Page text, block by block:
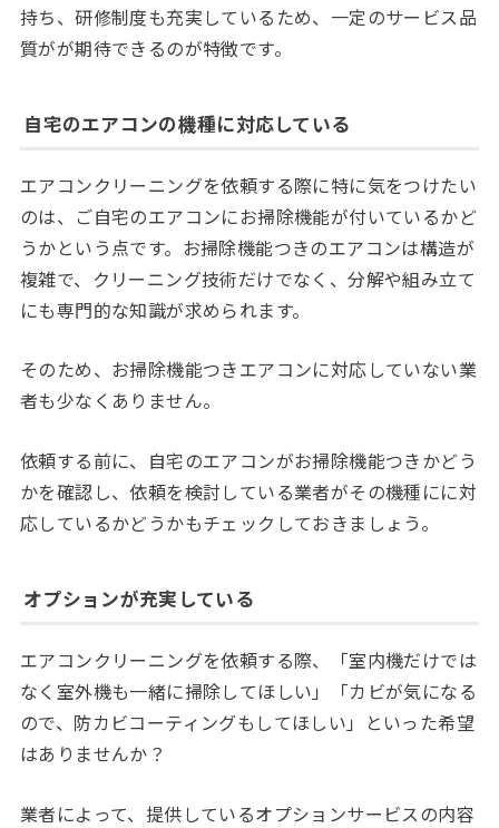
持ち、研修制度も充実しているため、一定のサービス品
質がが期待できるのが特徴です。
自宅のエアコンの機種に対応している
エアコンクリーニングを依頼する際に特に気をつけたい
のは、ご自宅のエアコンにお掃除機能が付いているかど
うかという点です。お掃除機能つきのエアコンは構造が
複雑で、クリーニング技術だけでなく、分解や組み立て
にも専門的な知識が求められます。
そのため、お掃除機能つきエアコンに対応していない業
者も少なくありません。
依頼する前に、自宅のエアコンがお掃除機能つきかどう
かを確認し、依頼を検討している業者がその機種にに対
応しているかどうかもチェックしておきましょう。
オプションが充実している
エアコンクリーニングを依頼する際、「室内機だけでは
なく室外機も一緒に掃除してほしい」「カビが気になる
ので、防カビコーティングもしてほしい」といった希望
はありませんか？
業者によって、提供しているオプションサービスの内容